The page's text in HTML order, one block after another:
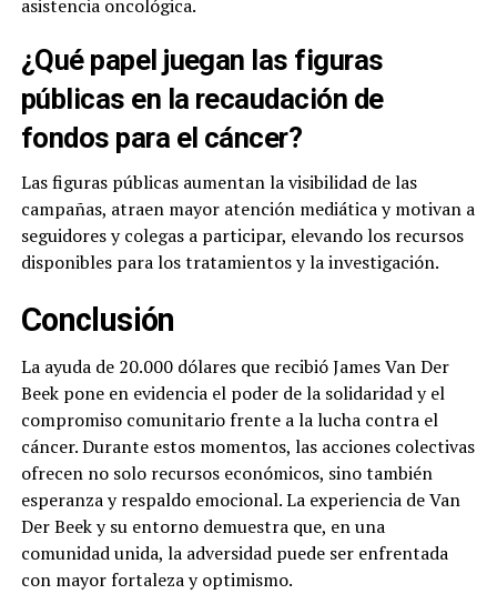
asistencia oncológica.
¿Qué papel juegan las figuras
públicas en la recaudación de
fondos para el cáncer?
Las figuras públicas aumentan la visibilidad de las
campañas, atraen mayor atención mediática y motivan a
seguidores y colegas a participar, elevando los recursos
disponibles para los tratamientos y la investigación.
Conclusión
La ayuda de 20.000 dólares que recibió James Van Der
Beek pone en evidencia el poder de la solidaridad y el
compromiso comunitario frente a la lucha contra el
cáncer. Durante estos momentos, las acciones colectivas
ofrecen no solo recursos económicos, sino también
esperanza y respaldo emocional. La experiencia de Van
Der Beek y su entorno demuestra que, en una
comunidad unida, la adversidad puede ser enfrentada
con mayor fortaleza y optimismo.